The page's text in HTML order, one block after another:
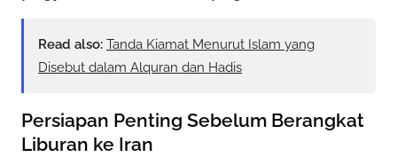
Read also: Tanda Kiamat Menurut Islam yang
Disebut dalam Alquran dan Hadis
Persiapan Penting Sebelum Berangkat
Liburan ke Iran